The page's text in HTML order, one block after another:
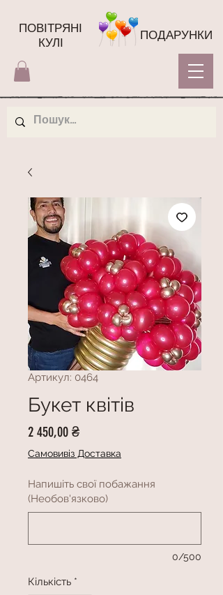
ПОВІТРЯНІ
КУЛІ
ПОДАРУНКИ
Артикул: 0464
Букет квітів
2 450,00 ₴Ціна
Самовивіз Доставка
Напишіть свої побажання
(Необов'язково)
0/500
Кількість *